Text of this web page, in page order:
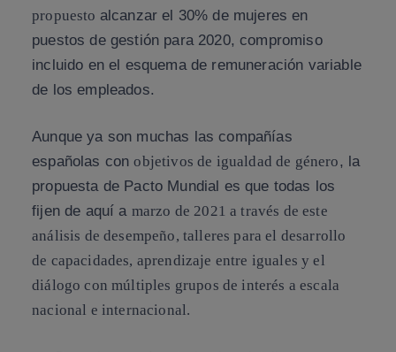
propuesto alcanzar el 30% de mujeres en
puestos de gestión para 2020, compromiso
incluido en el esquema de remuneración variable
de los empleados.
Aunque ya son muchas las compañías
españolas conobjetivos de igualdad de género, la
propuesta de Pacto Mundial es que todas los
fijen de aquí a marzo de 2021 a través de este
análisis de desempeño, talleres para el desarrollo
de capacidades, aprendizaje entre iguales y el
diálogo con múltiples grupos de interés a escala
nacional e internacional.